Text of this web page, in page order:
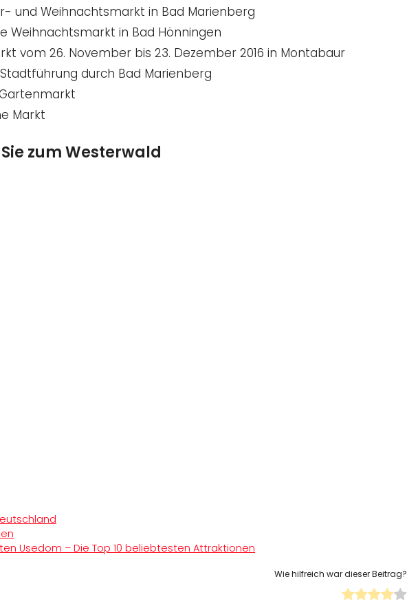
und Weihnachtsmarkt in Bad Marienberg
Weihnachtsmarkt in Bad Hönningen
vom 26. November bis 23. Dezember 2016 in Montabaur
durch Bad Marienberg
Markt
zum Westerwald
Usedom – Die Top 10 beliebtesten Attraktionen
Wie hilfreich war dieser Beitrag?